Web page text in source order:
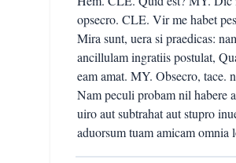
opsecro. CLE. Vir me habet
Mira sunt, uera si praedicas:
ancillulam ingratiis postulat,
eam amat. MY. Obsecro, tace.
Nam peculi probam nil habere
uiro aut subtrahat aut stupro
aduorsum tuam amicam omnia